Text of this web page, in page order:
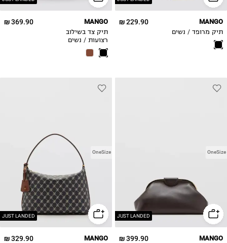
229.90 ₪ MANGO
תיק מרופד / נשים
369.90 ₪ MANGO
תיק צד בשילוב
רצועות / נשים
JUST LANDED
OneSize
399.90 ₪ MANGO
JUST LANDED
OneSize
329.90 ₪ MANGO